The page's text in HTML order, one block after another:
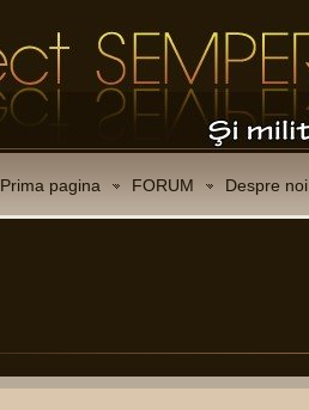
Prima pagina FORUM Despre noi